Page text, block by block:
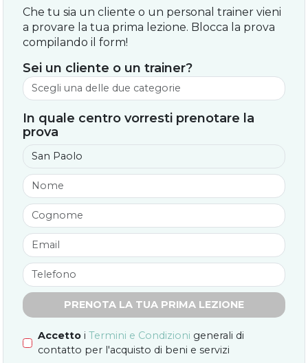
Che tu sia un cliente o un personal trainer vieni
a provare la tua prima lezione. Blocca la prova
compilando il form!
Sei un cliente o un trainer?
In quale centro vorresti prenotare la
prova
PRENOTA LA TUA PRIMA LEZIONE
Accetto i Termini e Condizioni generali di
contatto per l'acquisto di beni e servizi